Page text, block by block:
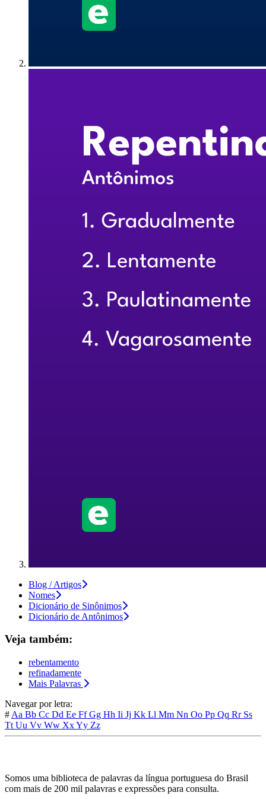
Blog / Artigos
Nomes
Dicionário de Sinônimos
Dicionário de Antônimos
Veja também:
rebentamento
refinadamente
Mais Palavras
Navegar por letra:
# Aa Bb Cc Dd Ee FfGg Hh Ii Jj Kk Ll Mm Nn Oo Pp Qq Rr Ss
Tt Uu Vv Ww XxYy Zz
Somos uma biblioteca de palavras da língua portuguesa do Brasil
com mais de 200 mil palavras e expressões para consulta.